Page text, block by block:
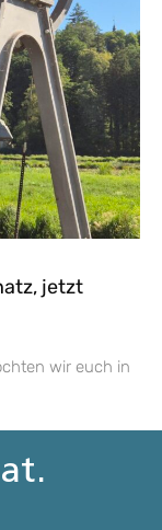
jetzt
wir euch in